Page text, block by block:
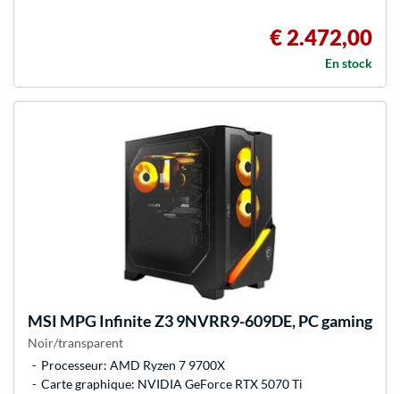
€ 2.472,00
En stock
MSI MPG Infinite Z3 9NVRR9-609DE, PC gaming
Noir/transparent
Processeur: AMD Ryzen 7 9700X
Carte graphique: NVIDIA GeForce RTX 5070 Ti